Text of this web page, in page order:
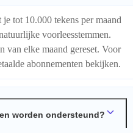
tot 10.000 tekens per maand
voorleesstemmen.
van elke maand gereset. Voor
abonnementen bekijken.
worden ondersteund?